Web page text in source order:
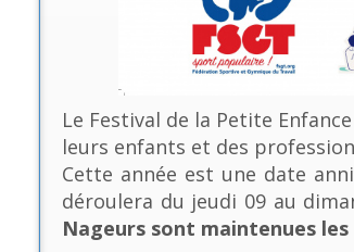
Le Festival de la Petite
leurs enfants et des
Cette année est une date
déroulera du jeudi 09 au
Nageurs sont maintenues les